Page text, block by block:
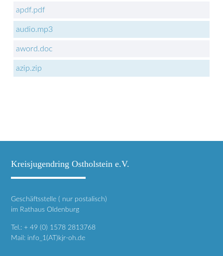
apdf.pdf
audio.mp3
aword.doc
azip.zip
Kreisjugendring Ostholstein e.V.
Geschäftsstelle ( nur postalisch)
im Rathaus Oldenburg
Tel.: + 49 (0) 1578 2813768
Mail: info_1(AT)kjr-oh.de